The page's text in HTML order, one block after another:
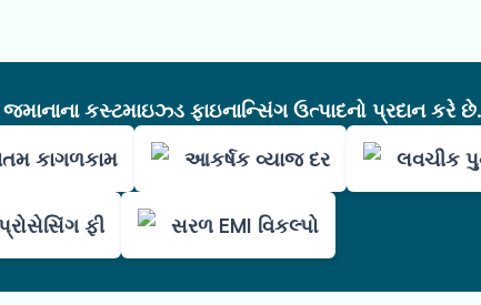
કસ્ટમાઇઝ્ડ ફાઇનાન્સિંગ ઉત્પાદનો પ્રદાન કરે છે.
કાગળકામ આકર્ષક વ્યાજ દર લવચીક
ફી સરળ EMI વિકલ્પો